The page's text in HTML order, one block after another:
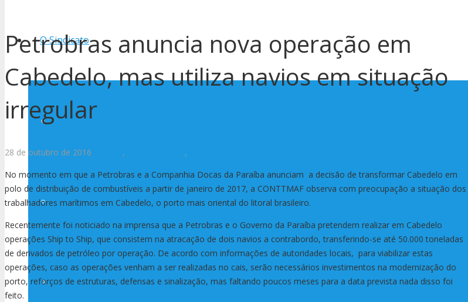
O Sindicato
História
Diretoria
Estatuto
Petrobras anuncia nova operação em
Cabedelo, mas utiliza navios em situação
irregular
28 de outubro de 2016 , ,
No momento em que a Petrobras e a Companhia Docas da Paraíba anunciam a decisão de transformar Cabedelo em
polo de distribuição de combustíveis a partir de janeiro de 2017, a CONTTMAF observa com preocupação a situação dos
trabalhadores marítimos em Cabedelo, o porto mais oriental do litoral brasileiro.
Recentemente foi noticiado na imprensa que a Petrobras e o Governo da Paraíba pretendem realizar em Cabedelo
operações Ship to Ship, que consistem na atracação de dois navios a contrabordo, transferindo-se até 50.000 toneladas
de derivados de petróleo por operação. De acordo com informações de autoridades locais, para viabilizar estas
operações, caso as operações venham a ser realizadas no cais, serão necessários investimentos na modernização do
porto, reforços de estruturas, defensas e sinalização, mas faltando poucos meses para a data prevista nada disso foi
feito.